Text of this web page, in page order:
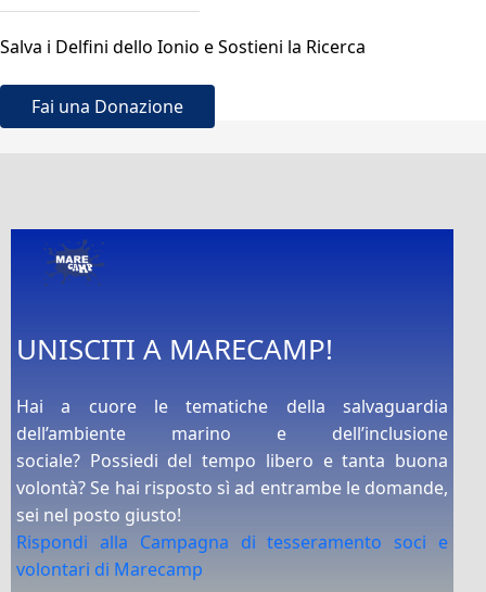
Salva i Delfini dello Ionio e Sostieni la Ricerca
Fai una Donazione
UNISCITI A MARECAMP!
Hai a cuore le tematiche della salvaguardia
dell’ambiente marino e dell’inclusione
sociale? Possiedi del tempo libero e tanta buona
volontà? Se hai risposto sì ad entrambe le domande,
sei nel posto giusto!
Rispondi alla Campagna di tesseramento soci e
volontari di Marecamp